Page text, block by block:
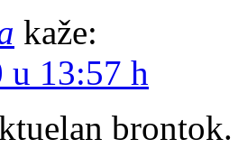
kaže:
u 13:57 h